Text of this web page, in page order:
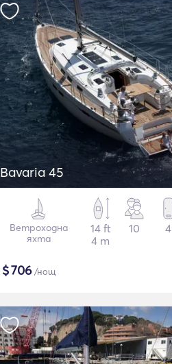
Bavaria 45
Ветроходна
яхта
14 ft
4 m
10 4
$706/нощ